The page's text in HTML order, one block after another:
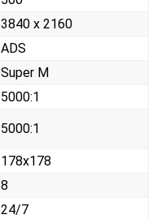
3840 x 2160
ADS
Super M
5000:1
5000:1
178x178
8
24/7